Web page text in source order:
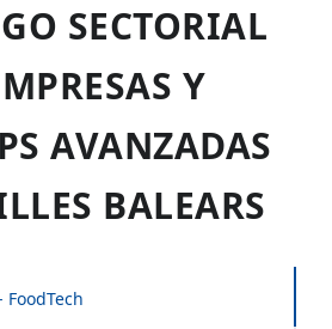
SECTORIAL
Y
AVANZADAS
BALEARS